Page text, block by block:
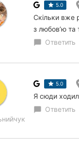
5.0
Скільки вже
з любовʼю та
chat_bubble Ответить
5.0
Я сюди
chat_bubble Ответить